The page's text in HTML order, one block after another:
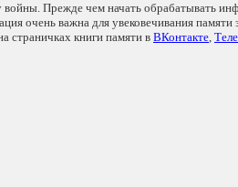
войны. Прежде чем начать обрабатывать
очень важна для увековечивания памяти
страничках книги памяти вВКонтакте,